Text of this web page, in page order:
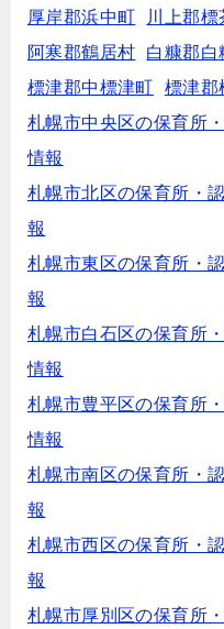
厚岸郡浜中町
川上郡標
阿寒郡鶴居村
白糠郡白
標津郡中標津町
標津郡
札幌市中央区の保育所
情報
札幌市北区の保育所・
報
札幌市東区の保育所・
報
札幌市白石区の保育所
情報
札幌市豊平区の保育所
情報
札幌市南区の保育所・
報
札幌市西区の保育所・
報
札幌市厚別区の保育所